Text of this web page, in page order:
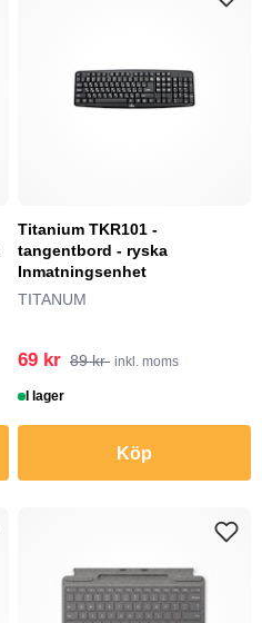
Titanium TKR101 -
tangentbord - ryska
Inmatningsenhet
TITANUM
69 kr 89 kr inkl. moms
I lager
Köp